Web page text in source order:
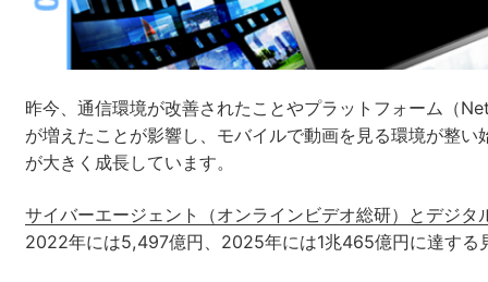
ネット市場調査データ
SEO
CRM
昨今、通信環境が改善されたことやプラットフォーム（
が増えたことが影響し、モバイルで動画を見る環境が整い
が大きく成長しています。
サイバーエージェント（オンラインビデオ総研）とデジタ
2022年には5,497億円、2025年には1兆465億円に達する